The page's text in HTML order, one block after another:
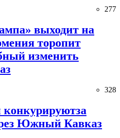
277
выходит на
торопит
изменить
328
Южный Кавказ